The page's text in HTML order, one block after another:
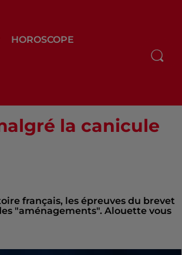
HOROSCOPE
la canicule
français, les épreuves du brevet
"aménagements". Alouette vous